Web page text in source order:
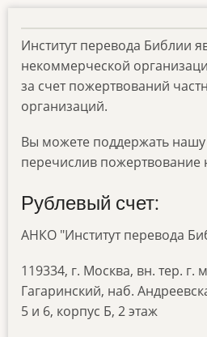
Институт перевода Библии
некоммерческой
за счет пожертвований
организаций.
Вы можете поддержать нашу
перечислив пожертвование
Рублевый счет:
АНКО "Институт перевода
119334, г. Москва, вн. тер.
Гагаринский, наб.
5 и 6, корпус Б, 2 этаж